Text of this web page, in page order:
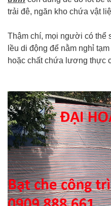
trải đê, ngăn kho chứa vật
Thậm chí, mọi người có thể
lều di động để nằm nghỉ
hoặc chất chứa lương thực